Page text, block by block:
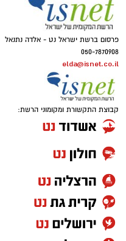
להורדת אפליקציה של
אנו מכבדים זכויות
בעלי הזכויות בצילומים
בפרסומינו צילום שיש
לפנות אלינו ולבקש
כתובת המייל:ram@isnet.co.il
פרסום ברשת ישראל נט - אלדה נתנאל
050-7870908
elda@isnet.co.il
קבוצת התקשורת ומקומוני הרשת: